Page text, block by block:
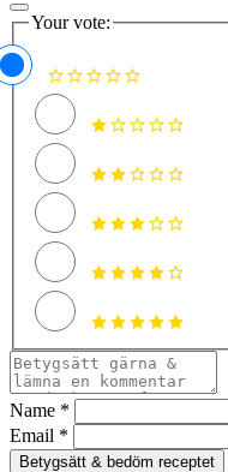
Your vote:
Name *
Email *
Betygsätt & bedöm receptet